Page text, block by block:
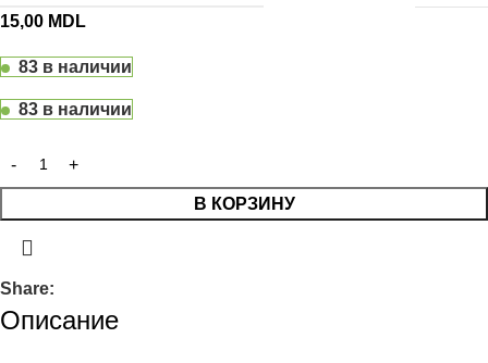
15,00 MDL
83 в наличии
83 в наличии
В КОРЗИНУ
Share:
Описание